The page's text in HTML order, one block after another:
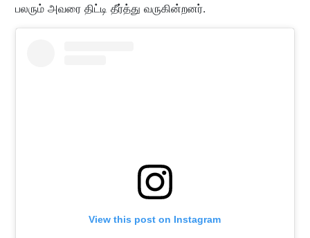
பலரும் அவரை திட்டி தீர்த்து வருகின்றனர்.
View this post on Instagram